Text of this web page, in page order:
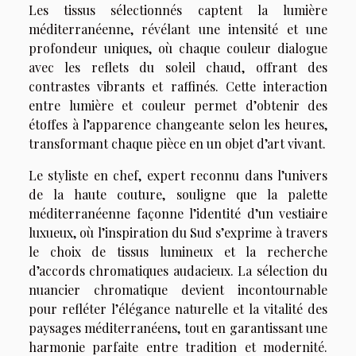
Les tissus sélectionnés captent la lumière
méditerranéenne, révélant une intensité et une
profondeur uniques, où chaque couleur dialogue
avec les reflets du soleil chaud, offrant des
contrastes vibrants et raffinés. Cette interaction
entre lumière et couleur permet d’obtenir des
étoffes à l’apparence changeante selon les heures,
transformant chaque pièce en un objet d’art vivant.
Le styliste en chef, expert reconnu dans l’univers
de la haute couture, souligne que la palette
méditerranéenne façonne l’identité d’un vestiaire
luxueux, où l’inspiration du Sud s’exprime à travers
le choix de tissus lumineux et la recherche
d’accords chromatiques audacieux. La sélection du
nuancier chromatique devient incontournable
pour refléter l’élégance naturelle et la vitalité des
paysages méditerranéens, tout en garantissant une
harmonie parfaite entre tradition et modernité.